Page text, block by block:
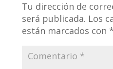
Tu dirección de
será publicada. Los
están marcados con *